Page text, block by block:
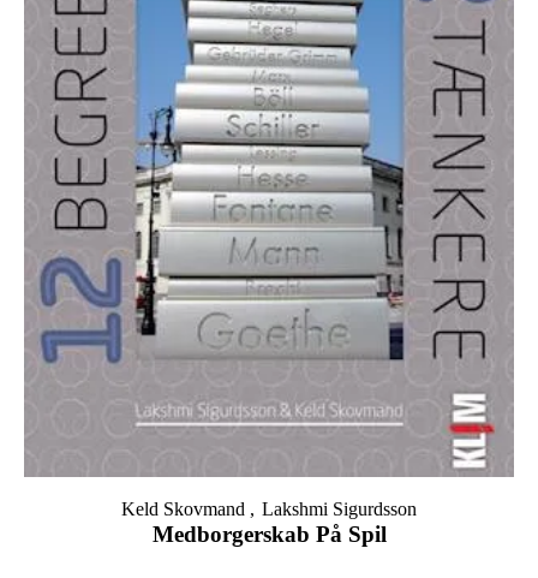
Medborgerskab På Spil
Keld Skovmand Lakshmi Sigurdsson